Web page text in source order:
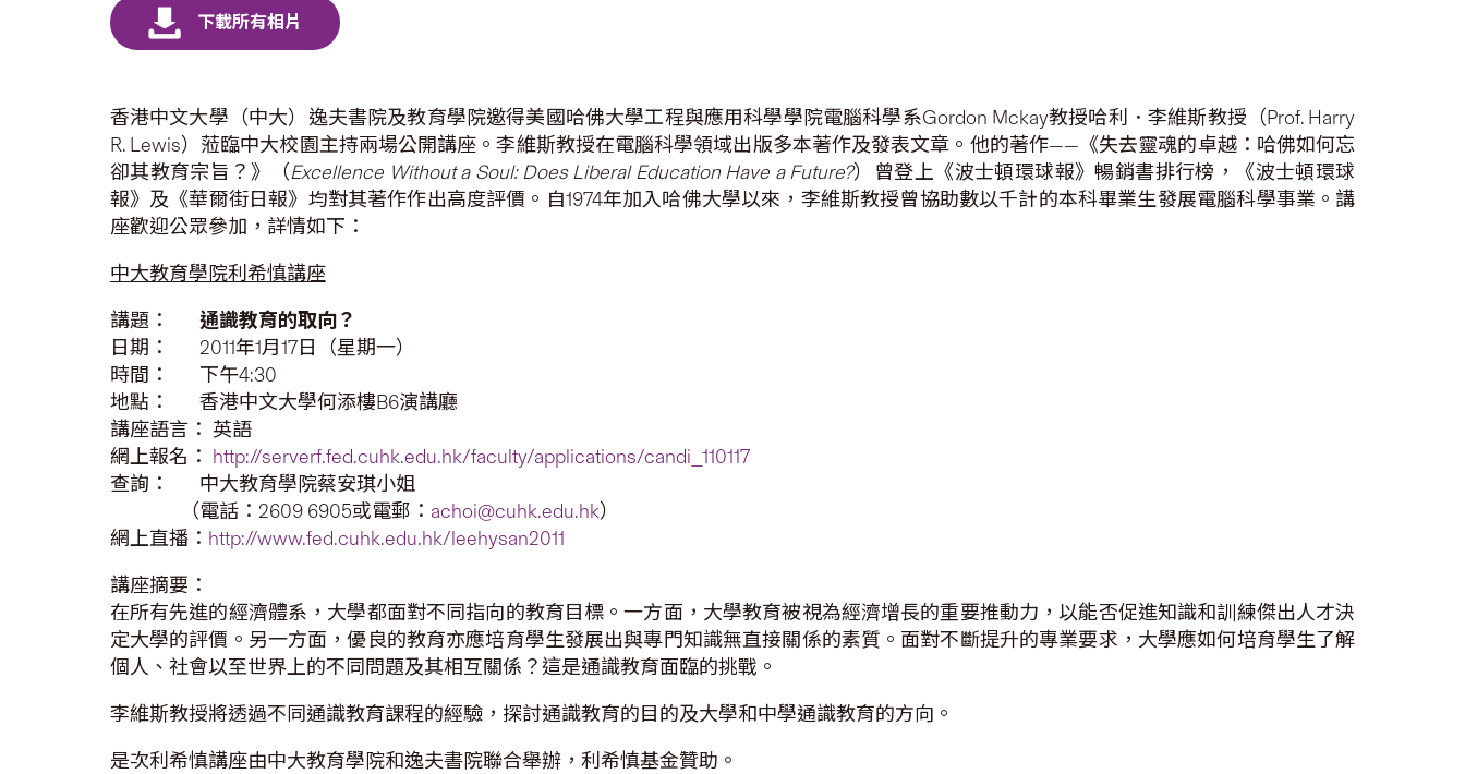
香港中文大學（中大）逸夫書院及教育學院邀得美國哈佛大學工程與應用科學學院電腦科學系Gordon Mckay教授哈利．李維斯教授（Prof. Harry
R. Lewis）蒞臨中大校園主持兩場公開講座。李維斯教授在電腦科學領域出版多本著作及發表文章。他的著作——《失去靈魂的卓越：哈佛如何忘
卻其教育宗旨？》（Excellence Without a Soul: Does Liberal Education Have a Future?）曾登上《波士頓環球報》暢銷書排行榜，《波士頓環球
報》及《華爾街日報》均對其著作作出高度評價。自1974年加入哈佛大學以來，李維斯教授曾協助數以千計的本科畢業生發展電腦科學事業。講
座歡迎公眾參加，詳情如下：
中大教育學院利希慎講座
講題： 通識教育的取向？
日期： 2011年1月17日（星期一）
時間： 下午4:30
地點： 香港中文大學何添樓B6演講廳
講座語言： 英語
網上報名： http://serverf.fed.cuhk.edu.hk/faculty/applications/candi_110117
查詢： 中大教育學院蔡安琪小姐
（電話：2609 6905或電郵： achoi@cuhk.edu.hk）
網上直播： http://www.fed.cuhk.edu.hk/leehysan2011
講座摘要：
在所有先進的經濟體系，大學都面對不同指向的教育目標。一方面，大學教育被視為經濟增長的重要推動力，以能否促進知識和訓練傑出人才決
定大學的評價。另一方面，優良的教育亦應培育學生發展出與專門知識無直接關係的素質。面對不斷提升的專業要求，大學應如何培育學生了解
個人、社會以至世界上的不同問題及其相互關係？這是通識教育面臨的挑戰。
李維斯教授將透過不同通識教育課程的經驗，探討通識教育的目的及大學和中學通識教育的方向。
是次利希慎講座由中大教育學院和逸夫書院聯合舉辦，利希慎基金贊助。